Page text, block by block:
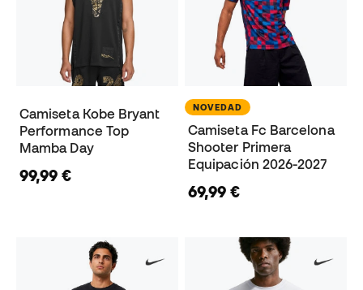
Camiseta Kobe Bryant
Performance Top
Mamba Day
99,99 €
NOVEDAD
Camiseta Fc Barcelona
Shooter Primera
Equipación 2026-2027
69,99 €